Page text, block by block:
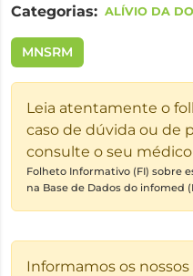
Categorias: ALÍVIO DA
MNSRM
Leia atentamente o
caso de dúvida ou de
consulte o seu
Folheto Informativo (FI) sobre
na Base de Dados do infomed
Informamos os